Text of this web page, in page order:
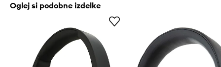
Oglej si podobne izdelke